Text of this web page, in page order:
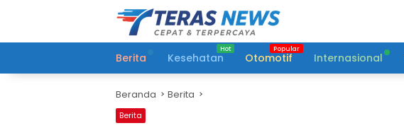
Berita Kesehatan Otomotif Internasional
Beranda Berita
Berita